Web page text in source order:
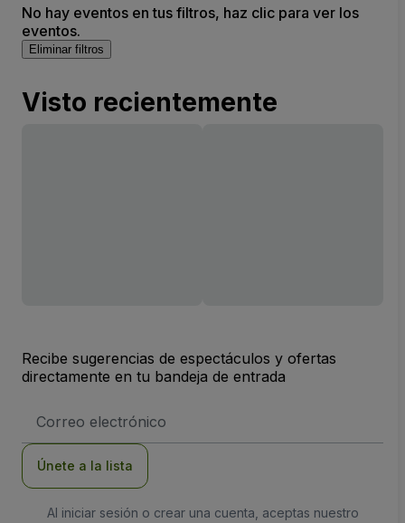
No hay eventos en tus filtros, haz clic para ver los
eventos.
Eliminar filtros
Visto recientemente
Recibe sugerencias de espectáculos y ofertas
directamente en tu bandeja de entrada
de
Únete a la lista
Al iniciar sesión o crear una cuenta, aceptas nuestro